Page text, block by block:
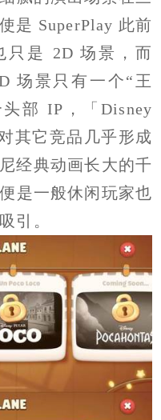
是 SuperPlay 此前
只是 2D 场景，而
场景只有一个“王
部 IP，「Disney
其它竞品几乎形成
经典动画长大的千
是一般休闲玩家也
引。